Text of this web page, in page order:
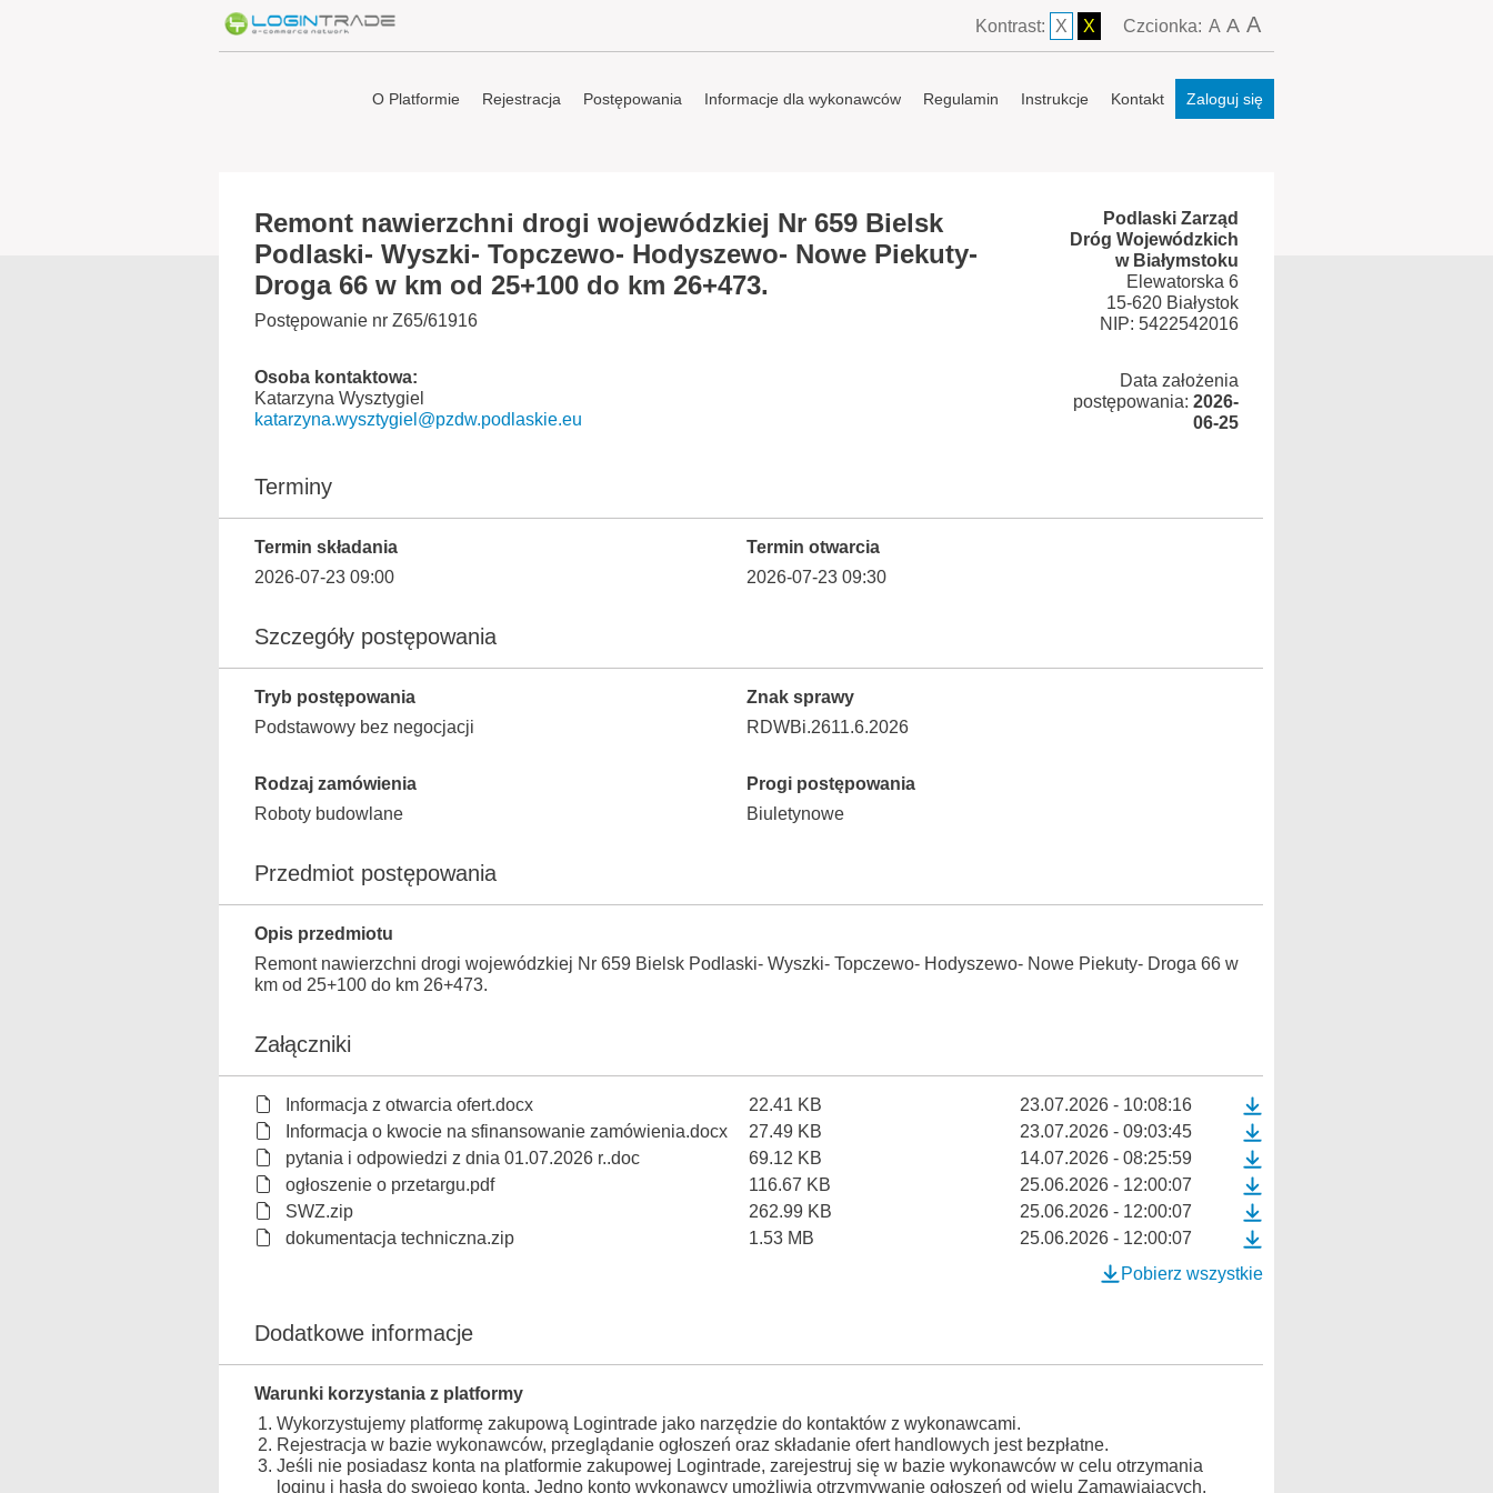
Kontrast: X X Czcionka: A A A
O Platformie Rejestracja Postępowania Informacje dla wykonawców Regulamin Instrukcje Kontakt Zaloguj się
Remont nawierzchni drogi wojewódzkiej Nr 659 Bielsk
Podlaski- Wyszki- Topczewo- Hodyszewo- Nowe Piekuty-
Droga 66 w km od 25+100 do km 26+473.
Postępowanie nr Z65/61916
Osoba kontaktowa:
Katarzyna Wysztygiel
katarzyna.wysztygiel@pzdw.podlaskie.eu
Podlaski Zarząd
Dróg Wojewódzkich
w Białymstoku
Elewatorska 6
15-620 Białystok
NIP: 5422542016
Data założenia
postępowania: 2026-
06-25
Terminy
Termin składania
2026-07-23 09:00
Termin otwarcia
2026-07-23 09:30
Szczegóły postępowania
Tryb postępowania
Podstawowy bez negocjacji
Znak sprawy
RDWBi.2611.6.2026
Rodzaj zamówienia
Roboty budowlane
Progi postępowania
Biuletynowe
Przedmiot postępowania
Opis przedmiotu
Remont nawierzchni drogi wojewódzkiej Nr 659 Bielsk Podlaski- Wyszki- Topczewo- Hodyszewo- Nowe Piekuty- Droga 66 w
km od 25+100 do km 26+473.
Załączniki
Informacja z otwarcia ofert.docx 22.41 KB
23.07.2026 - 10:08:16
Informacja o kwocie na sfinansowanie zamówienia.docx
27.49 KB
23.07.2026 - 09:03:45
pytania i odpowiedzi z dnia 01.07.2026 r..doc
69.12 KB
14.07.2026 - 08:25:59
ogłoszenie o przetargu.pdf
116.67 KB
25.06.2026 - 12:00:07
SWZ.zip
262.99 KB
25.06.2026 - 12:00:07
dokumentacja techniczna.zip
1.53 MB
25.06.2026 - 12:00:07
Pobierz wszystkie
Dodatkowe informacje
Warunki korzystania z platformy
Wykorzystujemy platformę zakupową Logintrade jako narzędzie do kontaktów z wykonawcami.
Rejestracja w bazie wykonawców, przeglądanie ogłoszeń oraz składanie ofert handlowych jest bezpłatne.
Jeśli nie posiadasz konta na platformie zakupowej Logintrade, zarejestruj się w bazie wykonawców w celu otrzymania
loginu i hasła do swojego konta. Jedno konto wykonawcy umożliwia otrzymywanie ogłoszeń od wielu Zamawiających.